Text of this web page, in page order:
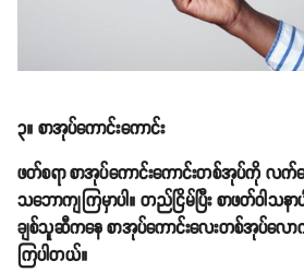
၃။ စာအုပ်ကောင်းကောင်း
ဖတ်စရာ စာအုပ်ကောင်းကောင်းတစ်အုပ်ကို လ
သဘောကျကြမှာပါ။ တည်ငြိမ်ပြီး စာဖတ်ဝါသန
ချစ်သူဆီကနေ စာအုပ်ကောင်းလေးတစ်အုပ်လေ
ကြပါတယ်။